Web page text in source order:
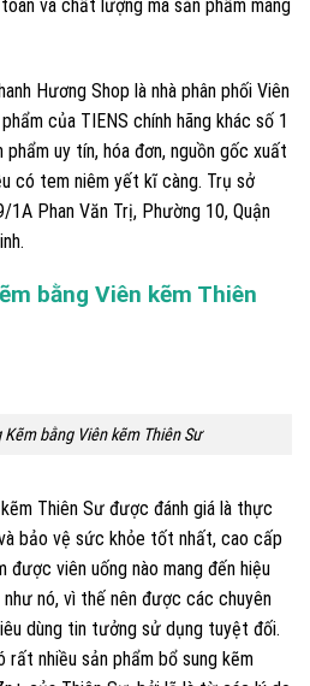
và chất lượng mà sản phẩm mang
Hương Shop là nhà phân phối Viên
của TIENS chính hãng khác số 1
uy tín, hóa đơn, nguồn gốc xuất
có tem niêm yết kĩ càng. Trụ sở
Phan Văn Trị, Phường 10, Quận
bằng Viên kẽm Thiên
Kẽm bằng Viên kẽm Thiên Sư
Thiên Sư được đánh giá là thực
bảo vệ sức khỏe tốt nhất, cao cấp
được viên uống nào mang đến hiệu
nó, vì thế nên được các chuyên
dùng tin tưởng sử dụng tuyệt đối.
nhiều sản phẩm bổ sung kẽm